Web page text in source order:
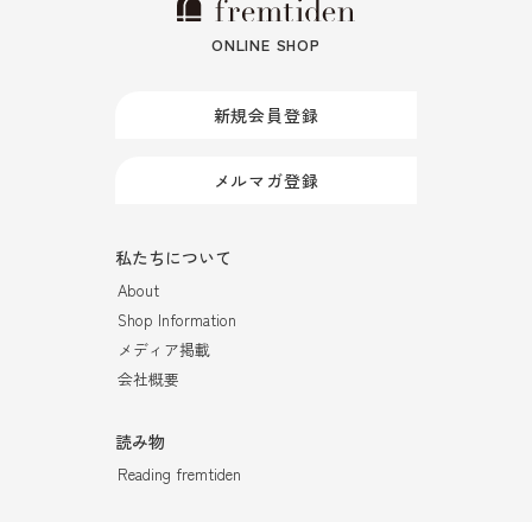
ONLINE SHOP
新規会員登録
メルマガ登録
私たちについて
About
Shop Information
メディア掲載
会社概要
読み物
Reading fremtiden